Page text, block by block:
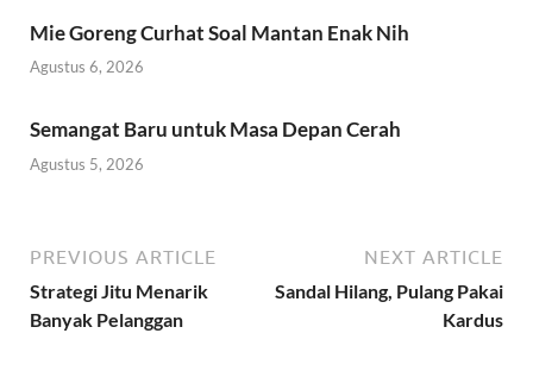
Mie Goreng Curhat Soal Mantan Enak Nih
Agustus 6, 2026
Semangat Baru untuk Masa Depan Cerah
Agustus 5, 2026
PREVIOUS ARTICLE
Strategi Jitu Menarik
Banyak Pelanggan
NEXT ARTICLE
Sandal Hilang, Pulang Pakai
Kardus